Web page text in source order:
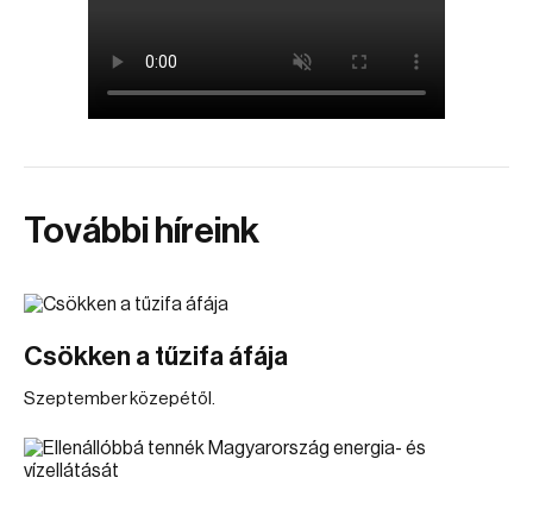
További híreink
Csökken a tűzifa áfája
Szeptember közepétől.